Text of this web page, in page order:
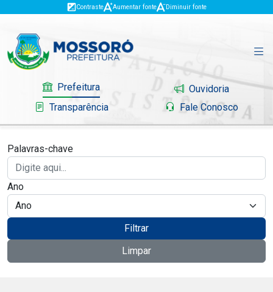
Contraste Aumentar fonte Diminuir fonte
Prefeitura
Ouvidoria
Transparência
Fale Conosco
Governo
Mossoró
Palavras-chave
Ano
Filtrar
Limpar